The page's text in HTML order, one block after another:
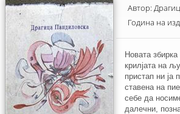
Автор:
Година на
Новата
крилјата на
пристап ни
ставена на
себе да
далечни,